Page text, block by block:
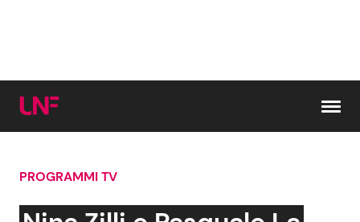
Cerca:
PROGRAMMI TV